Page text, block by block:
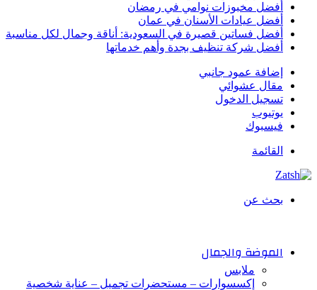
أفضل مخبوزات نوامي في رمضان
أفضل عيادات الأسنان في عمان
أفضل فساتين قصيرة في السعودية: أناقة وجمال لكل مناسبة
أفضل شركة تنظيف بجدة وأهم خدماتها
إضافة عمود جانبي
مقال عشوائي
تسجيل الدخول
يوتيوب
فيسبوك
القائمة
بحث عن
الموضة والجمال
ملابس
إكسسوارات – مستحضرات تجميل – عناية شخصية